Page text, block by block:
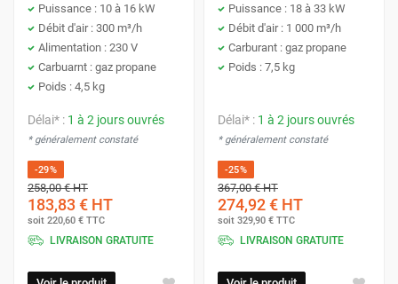
Puissance : 10 à 16 kW
Débit d'air : 300 m³/h
Alimentation : 230 V
Carbuarnt : gaz propane
Poids : 4,5 kg
Délai* : 1 à 2 jours ouvrés
* généralement constaté
-29%
258,00 €HT
183,83 € HT
soit 220,60 € TTC
LIVRAISON GRATUITE
Puissance : 18 à 33 kW
Débit d'air : 1 000 m³/h
Carburant : gaz propane
Poids : 7,5 kg
Délai* : 1 à 2 jours ouvrés
* généralement constaté
-25%
367,00 €HT
274,92 € HT
soit 329,90 € TTC
LIVRAISON GRATUITE